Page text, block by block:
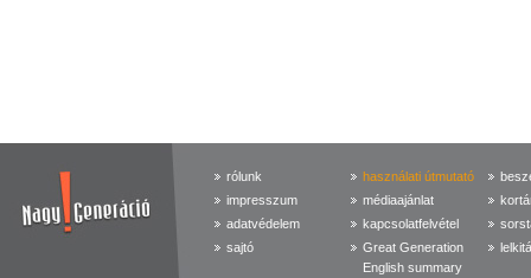
rólunk
impresszum
adatvédelem
sajtó
használati útmutató
médiaajánlat
kapcsolatfelvétel
Great Generation
English summary